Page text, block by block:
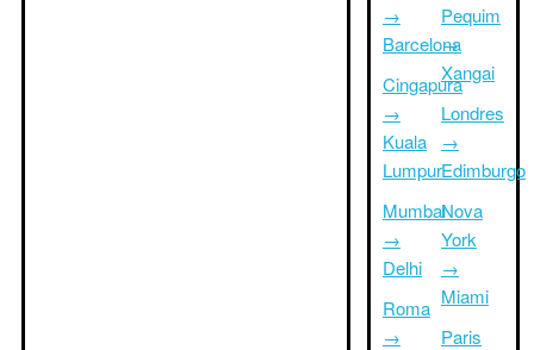
→
Barcelona
Cingapura
→
Kuala
Lumpur
Mumbai
→
Delhi
Roma
→
Pequim
→
Xangai
Londres
→
Edimburgo
Nova
York
→
Miami
Paris